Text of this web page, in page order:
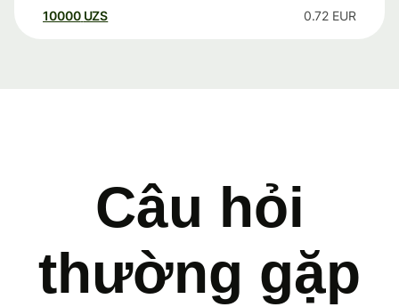
10000 UZS 0.72 EUR
Câu hỏi
thường gặp